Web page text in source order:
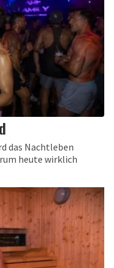
das Nachtleben
heute wirklich